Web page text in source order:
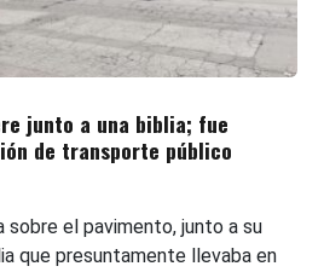
junto a una biblia; fue
de transporte público
sobre el pavimento, junto a su
que presuntamente llevaba en